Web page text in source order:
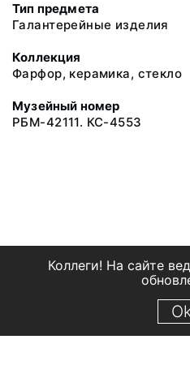
Тип предмета
Галантерейные изделия
Коллекция
Фарфор, керамика, стекло
Музейный номер
РБМ-42111. КС-4553
Коллеги! На сайте